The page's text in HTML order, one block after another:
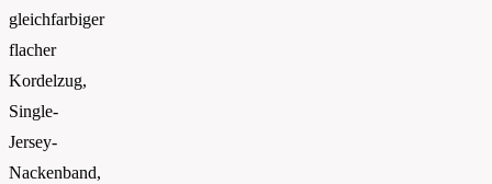
gleichfarbiger
flacher
Kordelzug,
Single-
Jersey-
Nackenband,